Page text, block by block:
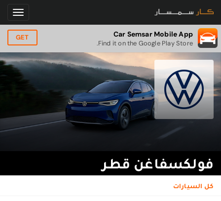
Car Semsar Mobile App
Find it on the Google Play Store.
GET
فولكسفاغن قطر
كل السيارات